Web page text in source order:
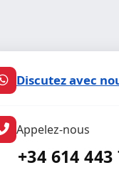
Discutez avec
Appelez-nous
+34 614 443